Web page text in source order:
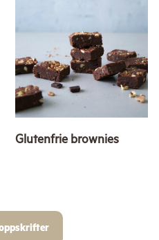
Glutenfrie brownies